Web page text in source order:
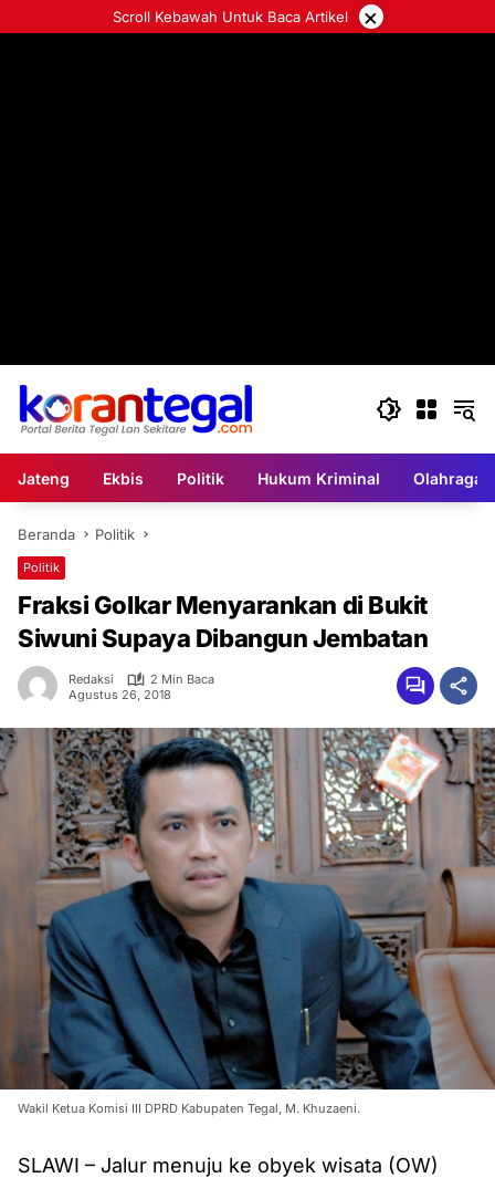
ke
Scroll Kebawah Untuk Baca Artikel ×
Jateng Ekbis Politik Hukum Kriminal Olahraga
Beranda Politik
Politik
Fraksi Golkar Menyarankan di Bukit
Siwuni Supaya Dibangun Jembatan
Redaksi
2 Min Baca
Agustus 26, 2018
Wakil Ketua Komisi III DPRD Kabupaten Tegal, M. Khuzaeni.
SLAWI – Jalur menuju ke obyek wisata (OW)